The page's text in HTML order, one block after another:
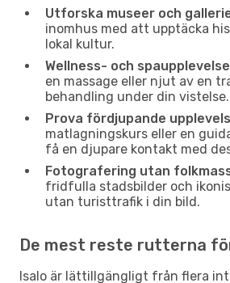
Utforska museer och
inomhus med att upptäcka
lokal kultur.
Wellness- och
en massage eller njut av en
behandling under din vistelse.
Prova fördjupande
matlagningskurs eller en
få en djupare kontakt med
Fotografering utan
fridfulla stadsbilder och
utan turisttrafik i din bild.
De mest reste rutterna
Isalo är lättillgängligt från flera